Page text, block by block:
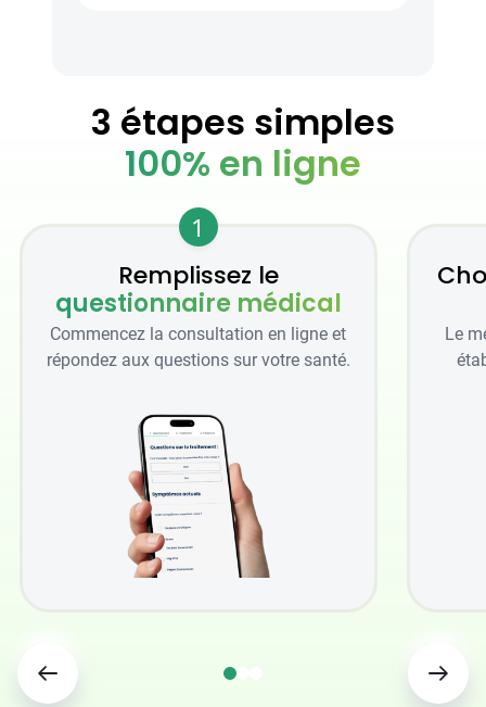
3 étapes simples
100% en ligne
1
Remplissez le
questionnaire médical
Commencez la consultation en ligne et
répondez aux questions sur votre santé.
Le